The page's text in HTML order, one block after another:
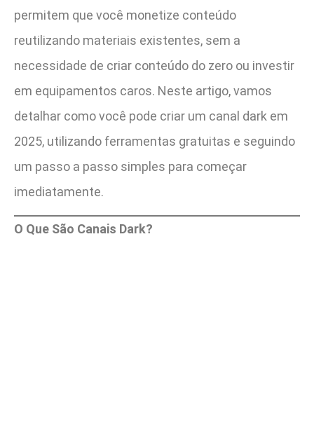
permitem que você monetize conteúdo
reutilizando materiais existentes, sem a
necessidade de criar conteúdo do zero ou investir
em equipamentos caros. Neste artigo, vamos
detalhar como você pode criar um canal dark em
2025, utilizando ferramentas gratuitas e seguindo
um passo a passo simples para começar
imediatamente.
O Que São Canais Dark?